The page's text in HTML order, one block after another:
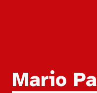
Tag:
Mario